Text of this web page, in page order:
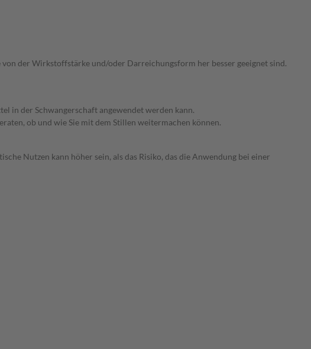
der Wirkstoffstärke und/oder Darreichungsform her besser geeignet sind.
in der Schwangerschaft angewendet werden kann.
ob und wie Sie mit dem Stillen weitermachen können.
Nutzen kann höher sein, als das Risiko, das die Anwendung bei einer